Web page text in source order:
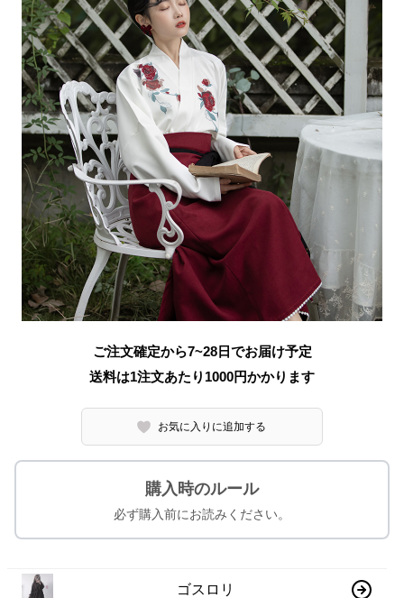
ご注文確定から7~28日でお届け予定
送料は1注文あたり 1000円かかります
お気に入りに追加する
購入時のルール
必ず購入前にお読みください。
ゴスロリ